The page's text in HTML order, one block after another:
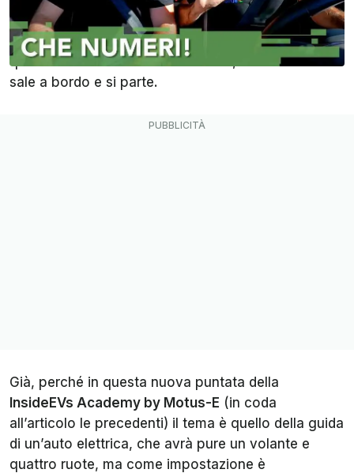
Dopo aver visto come funziona un’auto elettrica,
quali sono le sue “grandezze” da conoscere e
quanto costa la sua manutenzione, finalmente si
sale a bordo e si parte.
Già, perché in questa nuova puntata della
InsideEVs Academy by Motus-E (in coda
all’articolo le precedenti) il tema è quello della guida
di un’auto elettrica, che avrà pure un volante e
quattro ruote, ma come impostazione è